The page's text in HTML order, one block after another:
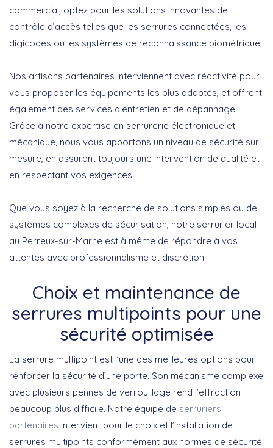
commercial, optez pour les solutions innovantes de
contrôle d’accès telles que les serrures connectées, les
digicodes ou les systèmes de reconnaissance biométrique.
Nos artisans partenaires interviennent avec réactivité pour
vous proposer les équipements les plus adaptés, et offrent
également des services d’entretien et de dépannage.
Grâce à notre expertise en serrurerie électronique et
mécanique, nous vous apportons un niveau de sécurité sur
mesure, en assurant toujours une intervention de qualité et
en respectant vos exigences.
Que vous soyez à la recherche de solutions simples ou de
systèmes complexes de sécurisation, notre serrurier local
au Perreux-sur-Marne est à même de répondre à vos
attentes avec professionnalisme et discrétion.
Choix et maintenance de
serrures multipoints pour une
sécurité optimisée
La serrure multipoint est l’une des meilleures options pour
renforcer la sécurité d’une porte. Son mécanisme complexe
avec plusieurs pennes de verrouillage rend l’effraction
beaucoup plus difficile. Notre équipe de serruriers
partenaires intervient pour le choix et l’installation de
serrures multipoints conformément aux normes de sécurité